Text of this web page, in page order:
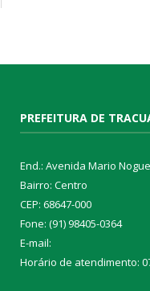
PREFEITURA DE
End.: Avenida Mario
Bairro: Centro
CEP: 68647-000
Fone: (91) 98405-0364
E-mail:
Horário de atendimento: